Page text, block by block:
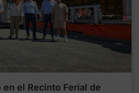
en el Recinto Ferial de